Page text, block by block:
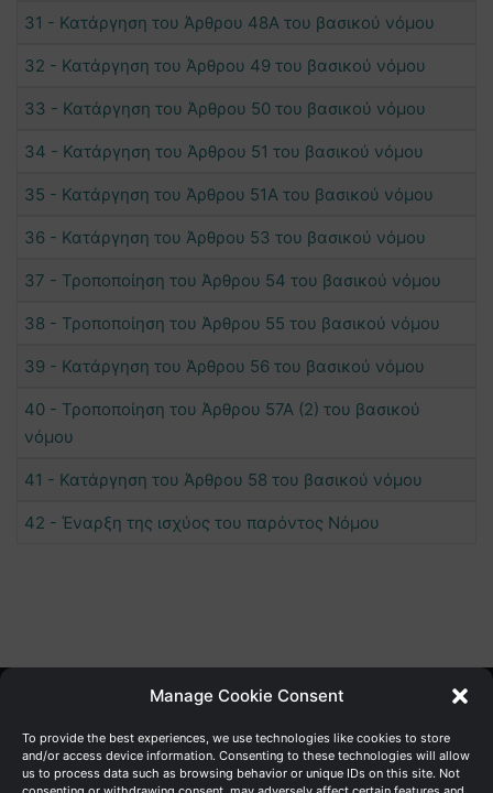
Manage Cookie Consent
To provide the best experiences, we use technologies like cookies to store
and/or access device information. Consenting to these technologies will allow
us to process data such as browsing behavior or unique IDs on this site. Not
31 - Κατάργηση του Άρθρου 48Α του βασικού νόμου
32 - Κατάργηση του Άρθρου 49 του βασικού νόμου
33 - Κατάργηση του Άρθρου 50 του βασικού νόμου
34 - Κατάργηση του Άρθρου 51 του βασικού νόμου
35 - Κατάργηση του Άρθρου 51Α του βασικού νόμου
36 - Κατάργηση του Άρθρου 53 του βασικού νόμου
37 - Τροποποίηση του Άρθρου 54 του βασικού νόμου
38 - Τροποποίηση του Άρθρου 55 του βασικού νόμου
39 - Κατάργηση του Άρθρου 56 του βασικού νόμου
40 - Τροποποίηση του Άρθρου 57Α (2) του βασικού
νόμου
41 - Κατάργηση του Άρθρου 58 του βασικού νόμου
42 - Έναρξη της ισχύος του παρόντος Νόμου
Γενική Διεύθυνση Ανάπτυξης
Υπουργείο Οικονομικών | Κυπριακή Δημοκρατία